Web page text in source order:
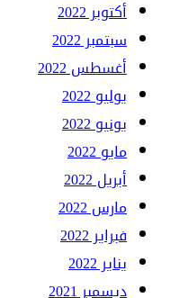
أكتوبر 2022
سبتمبر 2022
أغسطس 2022
يوليو 2022
يونيو 2022
مايو 2022
أبريل 2022
مارس 2022
فبراير 2022
يناير 2022
ديسمبر 2021